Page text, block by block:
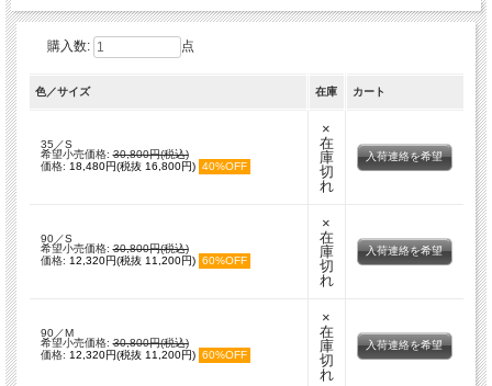
購入数: 点
色／サイズ 在庫 カート
35／S
希望小売価格:30,800円(税込)
価格: 18,480円(税抜 16,800円) 40%OFF
×
在
庫
切
れ
入荷連絡を希望
90／S
希望小売価格:30,800円(税込)
価格: 12,320円(税抜 11,200円) 60%OFF
×
在
庫
切
れ
入荷連絡を希望
90／M
希望小売価格:30,800円(税込)
価格: 12,320円(税抜 11,200円) 60%OFF
×
在
庫
切
れ
入荷連絡を希望